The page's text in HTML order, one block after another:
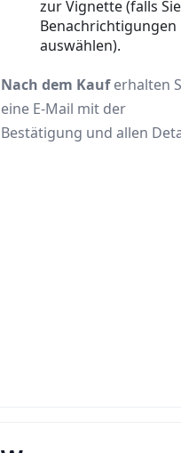
zur Vignette (falls Sie
Benachrichtigungen
auswählen).
Nach dem Kauferhalten
eine E-Mail mit der
Bestätigung und allen